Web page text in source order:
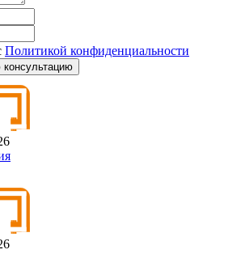
Политикой конфиденциальности